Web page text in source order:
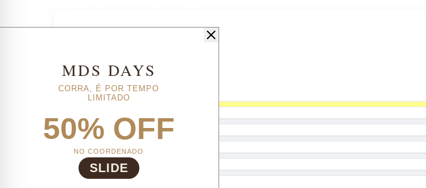
MDS DAYS
CORRA, É POR TEMPO
LIMITADO
50% OFF
NO COORDENADO
SLIDE